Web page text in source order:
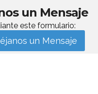
un Mensaje
este formulario:
un Mensaje